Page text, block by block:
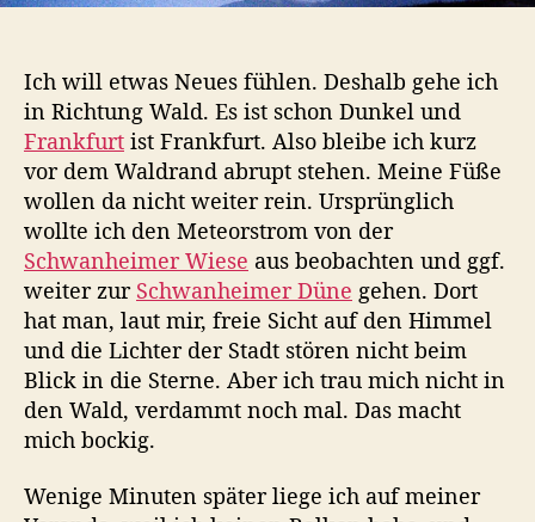
Ich will etwas Neues fühlen. Deshalb gehe ich
in Richtung Wald. Es ist schon Dunkel und
Frankfurt ist Frankfurt. Also bleibe ich kurz
vor dem Waldrand abrupt stehen. Meine Füße
wollen da nicht weiter rein. Ursprünglich
wollte ich den Meteorstrom von der
Schwanheimer Wiese aus beobachten und ggf.
weiter zur Schwanheimer Düne gehen. Dort
hat man, laut mir, freie Sicht auf den Himmel
und die Lichter der Stadt stören nicht beim
Blick in die Sterne. Aber ich trau mich nicht in
den Wald, verdammt noch mal. Das macht
mich bockig.
Wenige Minuten später liege ich auf meiner